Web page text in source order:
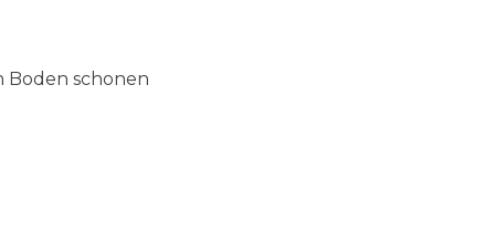
Boden schonen